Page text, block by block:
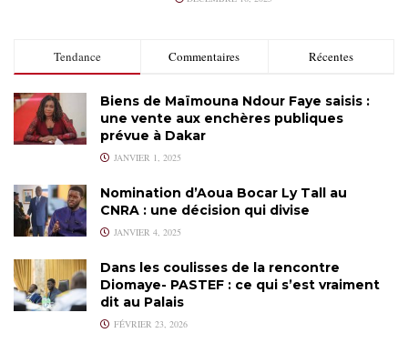
Tendance Commentaires Récentes
Biens de Maïmouna Ndour Faye saisis :
une vente aux enchères publiques
prévue à Dakar
JANVIER 1, 2025
Nomination d’Aoua Bocar Ly Tall au
CNRA : une décision qui divise
JANVIER 4, 2025
Dans les coulisses de la rencontre
Diomaye- PASTEF : ce qui s’est vraiment
dit au Palais
FÉVRIER 23, 2026